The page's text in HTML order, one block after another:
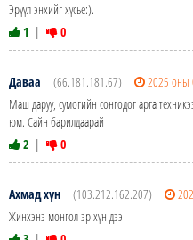
Эрүүл энхийг хүсье:).
1 | 0
Даваа (66.181.181.67)
2025 оны
Маш даруу, сумогийн сонгодог арга
юм. Сайн барилдаарай
2 | 0
Ахмад хүн (103.212.162.207)
Жинхэнэ монгол эр хүн дээ